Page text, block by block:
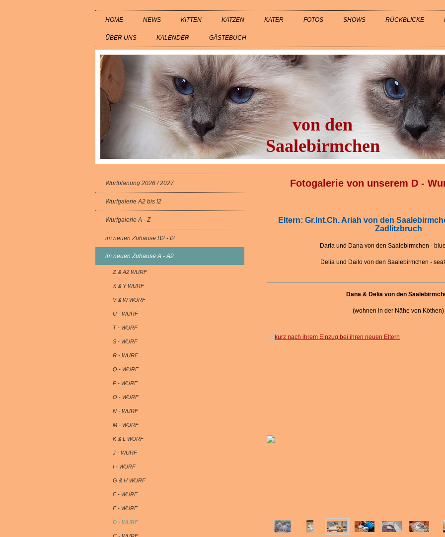
HOME NEWS KITTEN KATZEN KATER FOTOS SHOWS RÜCKBLICKE
ÜBER UNS KALENDER GÄSTEBUCH
von den
Saalebirmchen
Fotogalerie von unserem D -
Eltern: Gr.Int.Ch. Ariah von den
Zadlitzbruch
Daria und Dana von den Saalebirmchen -
Delia und Dailo von den Saalebirmchen -
Dana & Delia von den
(wohnen in der Nähe von Köthen)
Wurfplanung 2026 / 2027
Wurfgalerie A2 bis I2
Wurfgalerie A - Z
im neuen Zuhause B2 - I2 ...
im neuen Zuhause A - A2
Z & A2 WURF
X & Y WURF
V & W WURF
U - WURF
T - WURF
S - WURF
R - WURF
Q - WURF
P - WURF
O - WURF
N - WURF
M - WURF
K & L WURF
J - WURF
I - WURF
G & H WURF
F - WURF
E - WURF
D - WURF